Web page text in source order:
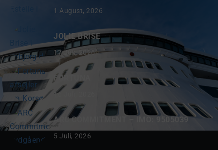
1 August, 2026
JOLIE BRISE
17 Juli, 2026
FORTUNA
16 Juli, 2026
ARC COMMITMENT – IMO: 9505039
5 Juli, 2026